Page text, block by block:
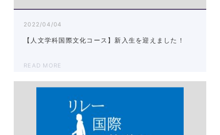
2022/04/04
【人文学科国際文化コース】新入生を迎えました！
READ MORE